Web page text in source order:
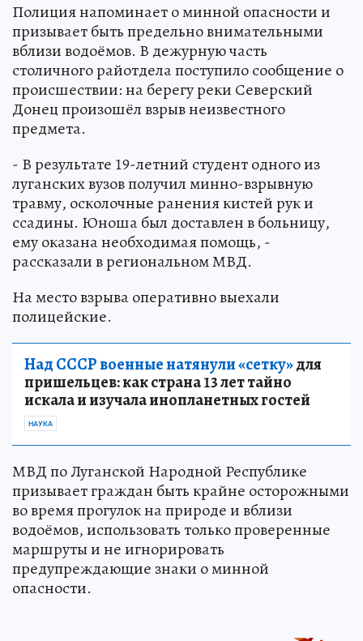
Полиция напоминает о минной опасности и
призывает быть предельно внимательными
вблизи водоёмов. В дежурную часть
столичного райотдела поступило сообщение о
происшествии: на берегу реки Северский
Донец произошёл взрыв неизвестного
предмета.
- В результате 19-летний студент одного из
луганских вузов получил минно-взрывную
травму, осколочные ранения кистей рук и
ссадины. Юноша был доставлен в больницу,
ему оказана необходимая помощь, -
рассказали в региональном МВД.
На место взрыва оперативно выехали
полицейские.
Над СССР военные натянули «сетку»для
пришельцев: как страна 13 лет тайно
искала и изучала инопланетных гостей
НАУКА
МВД по Луганской Народной Республике
призывает граждан быть крайне осторожными
во время прогулок на природе и вблизи
водоёмов, использовать только проверенные
маршруты и не игнорировать
предупреждающие знаки о минной
опасности.